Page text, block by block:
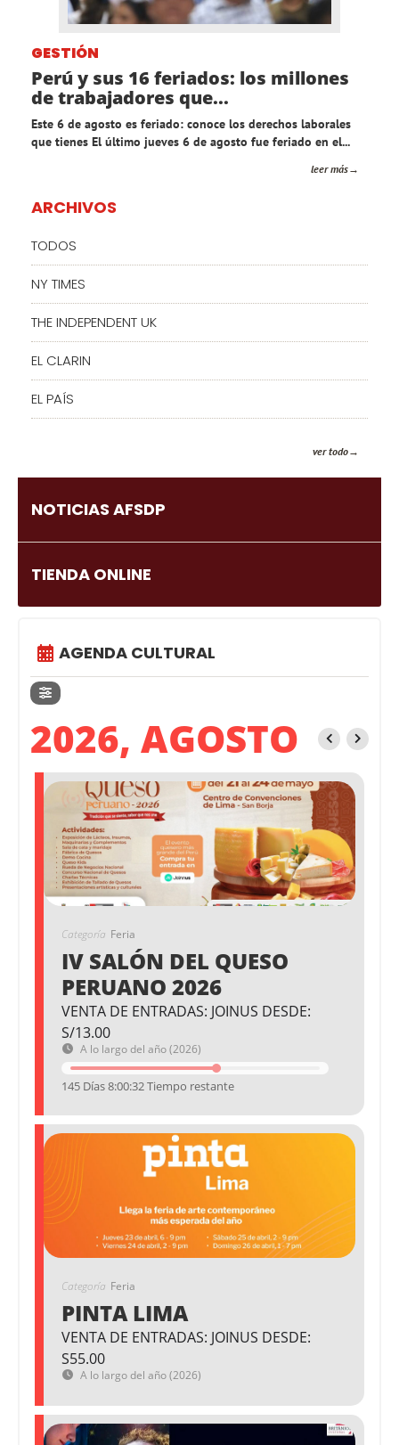
GESTIÓN
Perú y sus 16 feriados: los millones
de trabajadores que...
Este 6 de agosto es feriado: conoce los derechos laborales
que tienes El último jueves 6 de agosto fue feriado en el...
leer más
ARCHIVOS
TODOS
NY TIMES
THE INDEPENDENT UK
EL CLARIN
EL PAÍS
ver todo
NOTICIAS AFSDP
TIENDA ONLINE
AGENDA CULTURAL
2026, AGOSTO
Categoría Feria
IV SALÓN DEL QUESO
PERUANO 2026
VENTA DE ENTRADAS: JOINUS DESDE:
S/13.00
A lo largo del año (2026)
145 Días 8:00:31 Tiempo restante
Categoría Feria
PINTA LIMA
VENTA DE ENTRADAS: JOINUS DESDE:
S55.00
A lo largo del año (2026)